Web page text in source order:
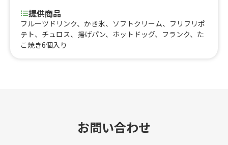
提供商品
フルーツドリンク、かき氷、ソフトクリーム、フリフリポ
テト、チュロス、揚げパン、ホットドッグ、フランク、た
こ焼き6個入り
お問い合わせ